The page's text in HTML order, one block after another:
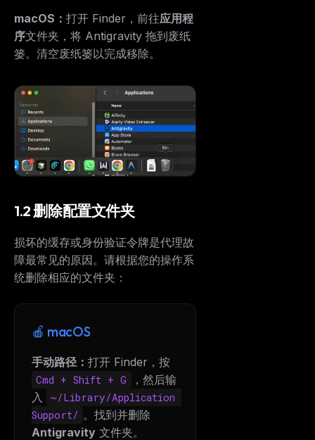
macOS： 打开 Finder，前往应用程
序文件夹，将 Antigravity 拖到废纸
篓。清空废纸篓以完成移除。
1.2 删除配置文件夹
损坏的缓存或身份验证令牌是代理故
障最常见的原因。请根据您的操作系
统删除相应的文件夹：
🍎 macOS
手动路径： 打开 Finder，按
Cmd + Shift + G
，然后输
入
~/Library/Application
Support/ 。找到并删除
Antigravity 文件夹。